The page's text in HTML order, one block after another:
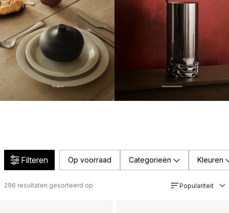
Tafelgerei Woonaccessoires
Filteren Op voorraad Categorieën Kleuren
296 resultaten gesorteerd op Populariteit